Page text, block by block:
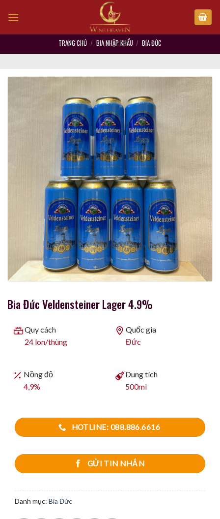
TRANG CHỦ / BIA NHẬP KHẨU / BIA ĐỨC
Bia Đức Veldensteiner Lager 4.9%
Quy cách
24 lon/thùng
Quốc gia
Đức
Nồng độ
4,9%
Dung tích
500ml
HOTLINE: 088.886.6616
GỬI TIN NHẮN
Danh mục: Bia Đức